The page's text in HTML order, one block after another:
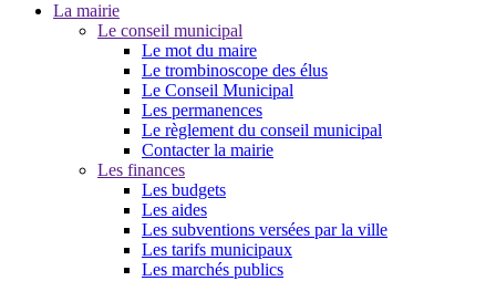
La mairie
Le conseil municipal
Le mot du maire
Le trombinoscope des élus
Le Conseil Municipal
Les permanences
Le règlement du conseil municipal
Contacter la mairie
Les finances
Les budgets
Les aides
Les subventions versées par la ville
Les tarifs municipaux
Les marchés publics